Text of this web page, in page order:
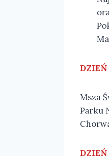
DZIEŃ
Msza
Parku
DZIEŃ